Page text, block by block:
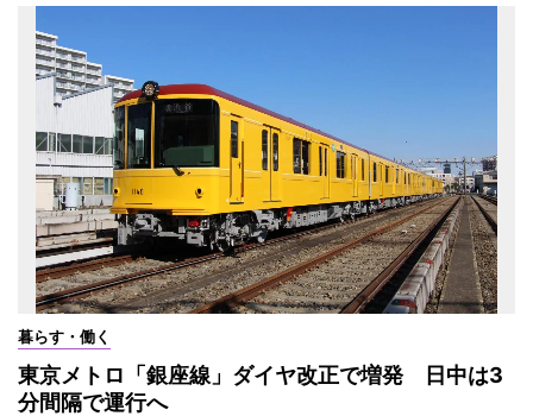
暮らす・働く
東京メトロ「銀座線」ダイヤ改正で増発 日中は3
分間隔で運行へ